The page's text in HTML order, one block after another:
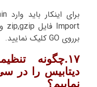
برروی GO کلیک نمایید.
۱۷.چگونه
دیتابیس را در
نماییم؟